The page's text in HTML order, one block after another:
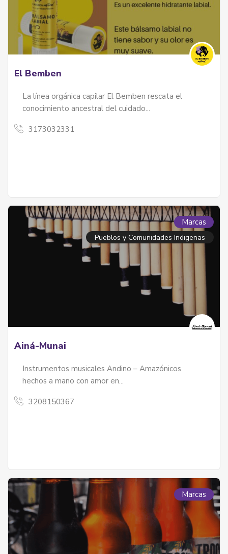
El Bemben
La línea orgánica capilar El Bemben rescata el
conocimiento ancestral del cuidado...
3173032331
Marcas
Pueblos y Comunidades Indigenas
Ainá-Munai
Instrumentos musicales Andino – Amazónicos
hechos a mano con amor en...
3208150367
Marcas